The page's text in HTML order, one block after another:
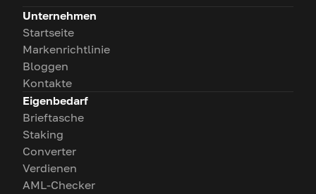
Unternehmen
Startseite
Markenrichtlinie
Bloggen
Kontakte
Eigenbedarf
Brieftasche
Staking
Converter
Verdienen
AML-Checker